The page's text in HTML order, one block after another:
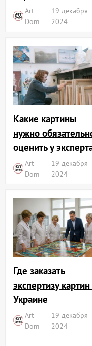
Art
Dom
19 декабря
2024
Какие картины
нужно
оценить у
Art
Dom
19 декабря
2024
Где заказать
экспертизу
Украине
Art
Dom
19 декабря
2024